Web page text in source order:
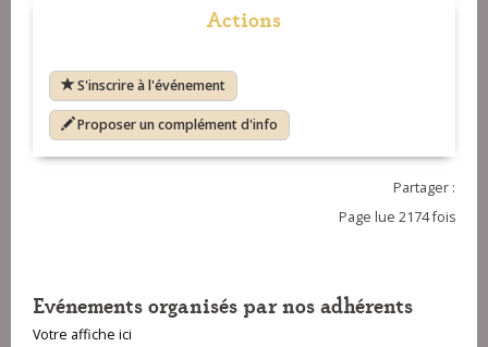
Actions
S'inscrire à l'événement
Proposer un complément d'info
Partager :
Page lue 2174 fois
Evénements organisés par nos adhérents
Votre affiche ici